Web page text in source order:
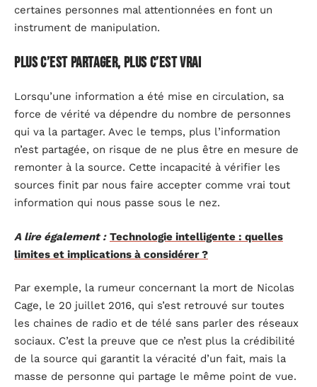
certaines personnes mal attentionnées en font un
instrument de manipulation.
Plus c’est partager, plus c’est vrai
Lorsqu’une information a été mise en circulation, sa
force de vérité va dépendre du nombre de personnes
qui va la partager. Avec le temps, plus l’information
n’est partagée, on risque de ne plus être en mesure de
remonter à la source. Cette incapacité à vérifier les
sources finit par nous faire accepter comme vrai tout
information qui nous passe sous le nez.
A lire également : Technologie intelligente : quelles
limites et implications à considérer ?
Par exemple, la rumeur concernant la mort de Nicolas
Cage, le 20 juillet 2016, qui s’est retrouvé sur toutes
les chaines de radio et de télé sans parler des réseaux
sociaux. C’est la preuve que ce n’est plus la crédibilité
de la source qui garantit la véracité d’un fait, mais la
masse de personne qui partage le même point de vue.